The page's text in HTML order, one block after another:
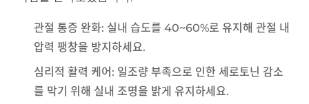
관절 통증 완화: 실내 습도를 40~60%로 유지해 관절 내
압력 팽창을 방지하세요.
심리적 활력 케어 : 일조량 부족으로 인한 세로토닌 감소
를 막기 위해 실내 조명을 밝게 유지하세요.